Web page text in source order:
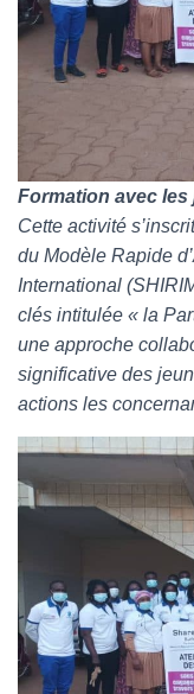
Formation avec les
Cette activité
du Modèle Rapide
International
clés intitulée « la
une approche
significative des
actions les